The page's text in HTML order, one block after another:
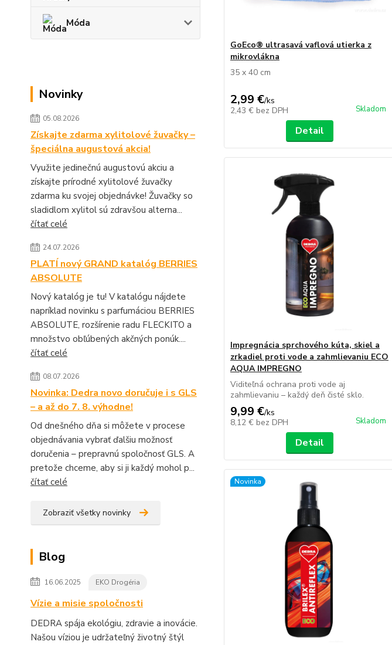
Móda
Novinky
05.08.2026
Získajte zdarma xylitolové žuvačky –
špeciálna augustová akcia!
Využite jedinečnú augustovú akciu a
získajte prírodné xylitolové žuvačky
zdarma ku svojej objednávke! Žuvačky so
sladidlom xylitol sú zdravšou alterna...
čítať celé
24.07.2026
PLATÍ nový GRAND katalóg BERRIES
ABSOLUTE
Nový katalóg je tu! V katalógu nájdete
napríklad novinku s parfumáciou BERRIES
ABSOLUTE, rozšírenie radu FLECKITO a
množstvo obľúbených akčných ponúk....
čítať celé
08.07.2026
Novinka: Dedra novo doručuje i s GLS
– a až do 7. 8. výhodne!
Od dnešného dňa si môžete v procese
objednávania vybrať ďalšiu možnosť
doručenia – prepravnú spoločnosť GLS. A
pretože chceme, aby si ji každý mohol p...
čítať celé
Zobraziť všetky novinky
Blog
16.06.2025 EKO Drogéria
Vízie a misie spoločnosti
DEDRA spája ekológiu, zdravie a inovácie.
Našou víziou je udržateľný životný štýl
GoEco® ultrasavá vaflová utierka z
mikrovlákna
35 x 40 cm
2,99 €/ks
2,43 € bez DPH Skladom
Detail
Impregnácia sprchového kúta, skiel a
zrkadiel proti vode a zahmlievaniu ECO
AQUA IMPREGNO
Viditeľná ochrana proti vode aj
zahmlievaniu – každý deň čisté sklo.
9,99 €/ks
8,12 € bez DPH Skladom
Detail
Novinka